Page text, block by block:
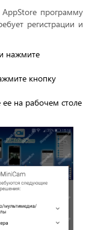
программу
регистрации и
нажмите
кнопку
на рабочем столе